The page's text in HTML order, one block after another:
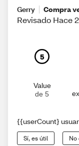
Gerry
Compra
Revisado Hace
5
Value
de 5
{{userCount}
Sí, es útil No